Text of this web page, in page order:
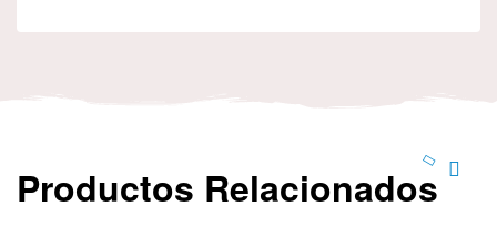
Productos Relacionados